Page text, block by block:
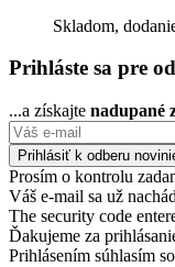
Skladom,
Prihláste sa pre
...a získajte nadupané
Prosím o kontrolu
Váš e-mail sa už
The security code
Ďakujeme za
Prihlásením súhlasím so